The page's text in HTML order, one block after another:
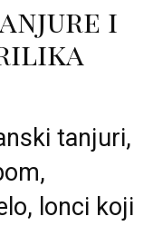
i
tanjuri,
lonci koji